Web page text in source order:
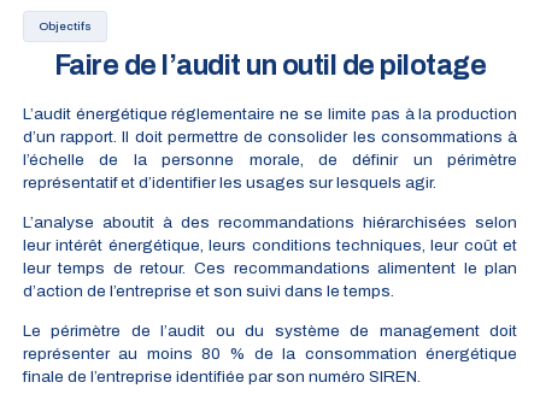
Objectifs
Faire de l’audit un outil de pilotage
L’audit énergétique réglementaire ne se limite pas à la production
d’un rapport. Il doit permettre de consolider les consommations à
l’échelle de la personne morale, de définir un périmètre
représentatif et d’identifier les usages sur lesquels agir.
L’analyse aboutit à des recommandations hiérarchisées selon
leur intérêt énergétique, leurs conditions techniques, leur coût et
leur temps de retour. Ces recommandations alimentent le plan
d’action de l’entreprise et son suivi dans le temps.
Le périmètre de l’audit ou du système de management doit
représenter au moins 80 % de la consommation énergétique
finale de l’entreprise identifiée par son numéro SIREN.